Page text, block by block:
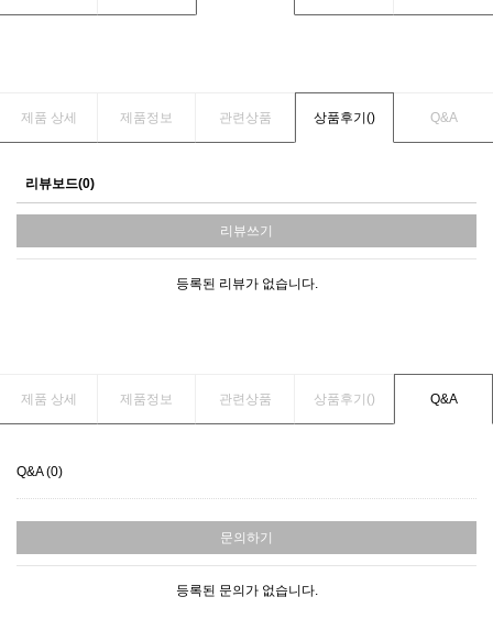
제품 상세 제품정보 관련상품 상품후기() Q&A
리뷰보드(0)
리뷰쓰기
등록된 리뷰가 없습니다.
제품 상세 제품정보 관련상품 상품후기() Q&A
Q&A (0)
문의하기
등록된 문의가 없습니다.